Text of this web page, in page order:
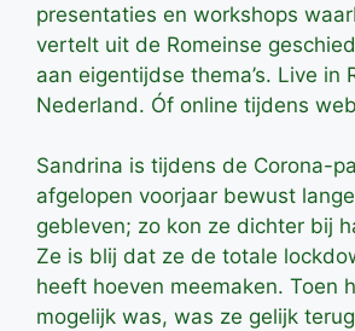
presentaties en workshops
vertelt uit de Romeinse
aan eigentijdse thema’s. Live in
Nederland. Óf online tijdens
Sandrina is tijdens de Corona-
afgelopen voorjaar bewust
gebleven; zo kon ze dichter bij
Ze is blij dat ze de totale
heeft hoeven meemaken. Toen
mogelijk was, was ze gelijk